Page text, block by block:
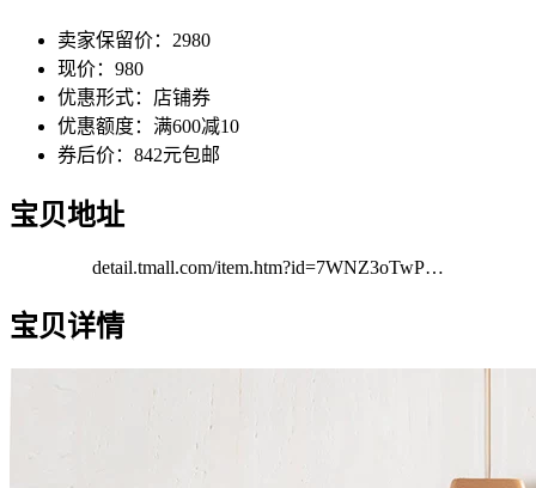
卖家保留价：2980
现价：980
优惠形式：店铺券
优惠额度：满600减10
券后价：842元包邮
宝贝地址
detail.tmall.com/item.htm?id=7WNZ3oTwP…
宝贝详情